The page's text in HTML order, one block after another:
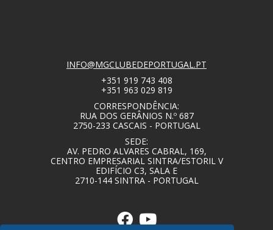
INFO@MGCLUBEDEPORTUGAL.PT
+351 919 743 408
+351 963 029 819
CORRESPONDÊNCIA:
RUA DOS GERÂNIOS N.º 687
2750-233 CASCAIS - PORTUGAL
SEDE:
AV. PEDRO ALVARES CABRAL, 169,
CENTRO EMPRESARIAL SINTRA/ESTORIL V
EDIFÍCIO C3, SALA E
2710-144 SINTRA - PORTUGAL